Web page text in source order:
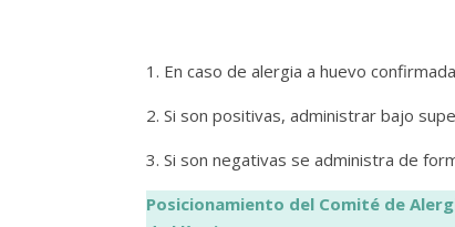
1. En caso de alergia a huevo
2. Si son positivas, administrar bajo
3. Si son negativas se administra de
Posicionamiento del Comité de